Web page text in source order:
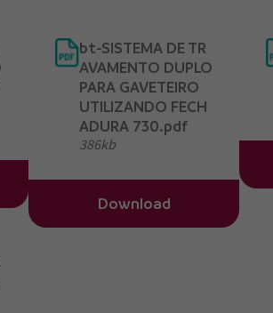
bt-SISTEMA DE TR
AVAMENTO DUPLO
PARA GAVETEIRO
UTILIZANDO FECH
ADURA 730.pdf
386kb
Download